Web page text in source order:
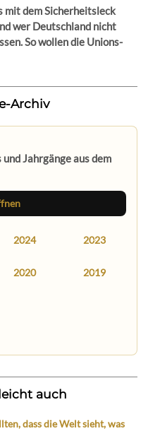
mit dem Sicherheitsleck
wer Deutschland nicht
So wollen die Unions-
Archiv
Jahrgänge aus dem
2024 2023
2020 2019
auch
dass die Welt sieht, was